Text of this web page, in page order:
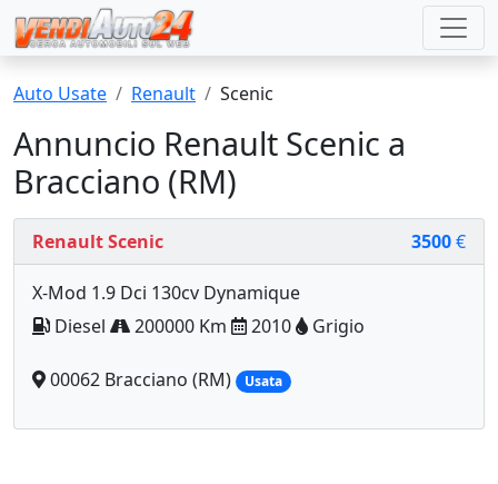
Auto Usate Renault Scenic
Annuncio Renault Scenic a
Bracciano (RM)
Renault Scenic 3500€
X-Mod 1.9 Dci 130cv Dynamique
Diesel
200000 Km 2010 Grigio
00062 Bracciano (RM) Usata